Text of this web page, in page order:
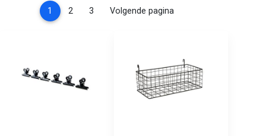
1 (current)
2 3 Volgende pagina